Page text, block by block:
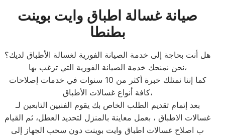
صيانة غسالة اطباق وايت بوينت
بطنطا
هل أنت بحاجة إلى خدمة الصيانة الفورية لغسالة الأطباق لديك؟
نحن نمنحك خدمة الصيانة الفورية التي ترغب بها،
كما إننا نمتلك خبرة أكثر من 10 سنوات في خدمات إصلاحات
كافة أنواع غسالات الأطباق،
بعد إتمام تقديم الطلب الخاص بك يقوم الفنيين التابعين لـ
غسالات الاطباق ، بعمل معاينة بالمنزل لتحديد العطل، ثم القيام
ب اصلاح غسالات اطباق وايت بوينت دون سحب الجهاز إلى